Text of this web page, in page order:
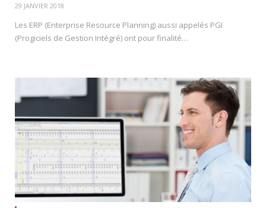
29 JANVIER 2018
Les ERP (Enterprise Resource Planning) aussi appelés PGI
(Progiciels de Gestion Intégré) ont pour finalité…